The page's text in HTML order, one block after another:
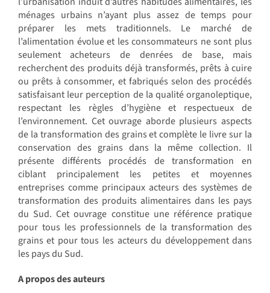
ménages urbains n’ayant plus assez de temps pour
préparer les mets traditionnels. Le marché de
l’alimentation évolue et les consommateurs ne sont plus
seulement acheteurs de denrées de base, mais
recherchent des produits déjà transformés, prêts à cuire
ou prêts à consommer, et fabriqués selon des procédés
satisfaisant leur perception de la qualité organoleptique,
respectant les règles d’hygiène et respectueux de
l’environnement. Cet ouvrage aborde plusieurs aspects
de la transformation des grains et complète le livre sur la
conservation des grains dans la même collection. Il
présente différents procédés de transformation en
ciblant principalement les petites et moyennes
entreprises comme principaux acteurs des systèmes de
transformation des produits alimentaires dans les pays
du Sud. Cet ouvrage constitue une référence pratique
pour tous les professionnels de la transformation des
grains et pour tous les acteurs du développement dans
les pays du Sud.
A propos des auteurs